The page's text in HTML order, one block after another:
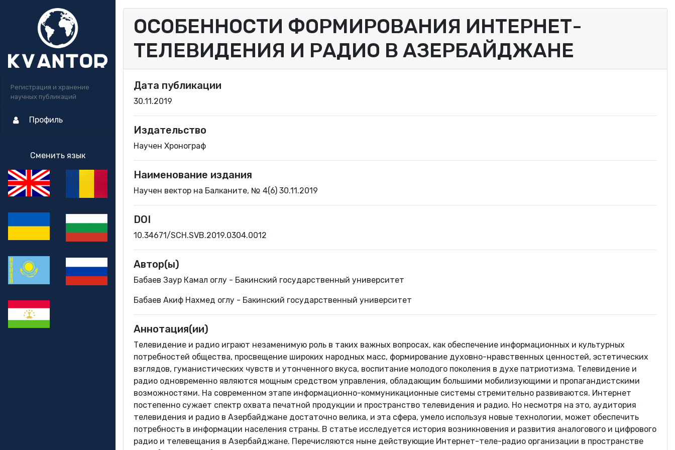
Регистрация и хранение
научных публикаций
Профиль
Сменить язык
ОСОБЕННОСТИ ФОРМИРОВАНИЯ ИНТЕРНЕТ-
ТЕЛЕВИДЕНИЯ И РАДИО В АЗЕРБАЙДЖАНЕ
Дата публикации
30.11.2019
Издательство
Научен Хронограф
Наименование издания
Научен вектор на Балканите, № 4(6) 30.11.2019
DOI
10.34671/SCH.SVB.2019.0304.0012
Автор(ы)
Бабаев Заур Камал оглу - Бакинский государственный университет
Бабаев Акиф Нахмед оглу - Бакинский государственный университет
Аннотация(ии)
Телевидение и радио играют незаменимую роль в таких важных вопросах, как обеспечение информационных и культурных
потребностей общества, просвещение широких народных масс, формирование духовно-нравственных ценностей, эстетических
взглядов, гуманистических чувств и утонченного вкуса, воспитание молодого поколения в духе патриотизма. Телевидение и
радио одновременно являются мощным средством управления, обладающим большими мобилизующими и пропагандистскими
возможностями. На современном этапе информационно-коммуникационные системы стремительно развиваются. Интернет
постепенно сужает спектр охвата печатной продукции и пространство телевидения и радио. Но несмотря на это, аудитория
телевидения и радио в Азербайджане достаточно велика, и эта сфера, умело используя новые технологии, может обеспечить
потребность в информации населения страны. В статье исследуется история возникновения и развития аналогового и цифрового
радио и телевещания в Азербайджане. Перечисляются ныне действующие Интернет-теле-радио организации в пространстве